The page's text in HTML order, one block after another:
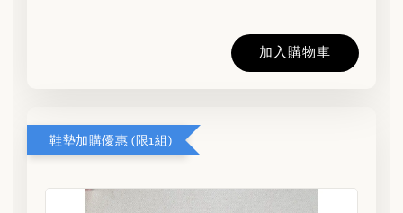
加入購物車
鞋墊加購優惠 (限1組)